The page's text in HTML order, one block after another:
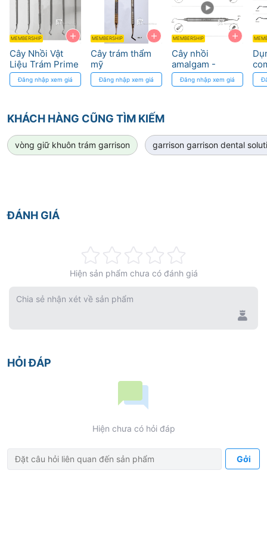
+
MEMBERSHIP
Cây Nhồi Vật
Liệu Trám Prime
Đăng nhập xem giá
+
MEMBERSHIP
Cây trám thẩm
mỹ
Đăng nhập xem giá
+
MEMBERSHIP
Cây nhồi
amalgam -
Amalgam
Plugger Osung
Đăng nhập xem giá
KHÁCH HÀNG CŨNG TÌM KIẾM
vòng giữ khuôn trám garrison garrison garrison dental
ĐÁNH GIÁ
0%
Hiện sản phẩm chưa có đánh giá
Chia sẻ nhận xét về sản phẩm
HỎI ĐÁP
Hiện chưa có hỏi đáp
Gởi